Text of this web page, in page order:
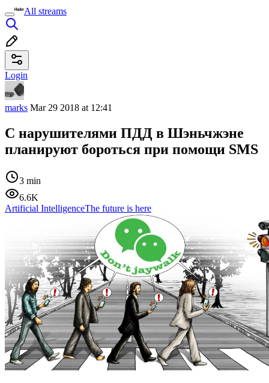
All streams
Login
marks Mar 29 2018 at 12:41
С нарушителями ПДД в Шэньчжэне
планируют бороться при помощи SMS
3 min
6.6K
Artificial IntelligenceThe future is here